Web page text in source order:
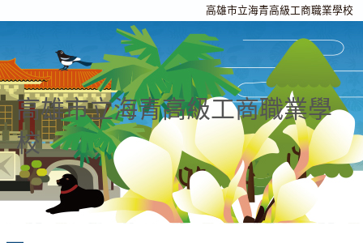
高雄市立海青高級工商職業學校
高雄市立海青高級工商職業學
校